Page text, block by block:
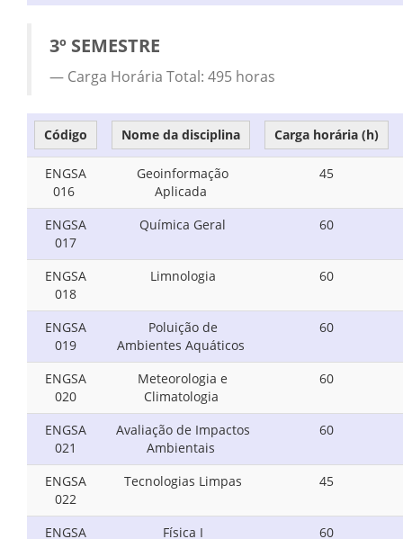
3º SEMESTRE
Carga Horária Total: 495 horas
Código Nome da disciplina Carga horária (h)
ENGSA
016
Geoinformação
Aplicada
45
ENGSA
017
Química Geral 60
ENGSA
018
Limnologia 60
ENGSA
019
Poluição de
Ambientes Aquáticos
60
ENGSA
020
Meteorologia e
Climatologia
60
ENGSA
021
Avaliação de Impactos
Ambientais
60
ENGSA
022
Tecnologias Limpas 45
ENGSA Física I 60